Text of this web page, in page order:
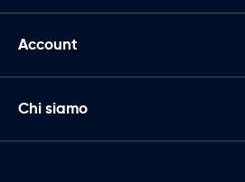
Account
Chi siamo